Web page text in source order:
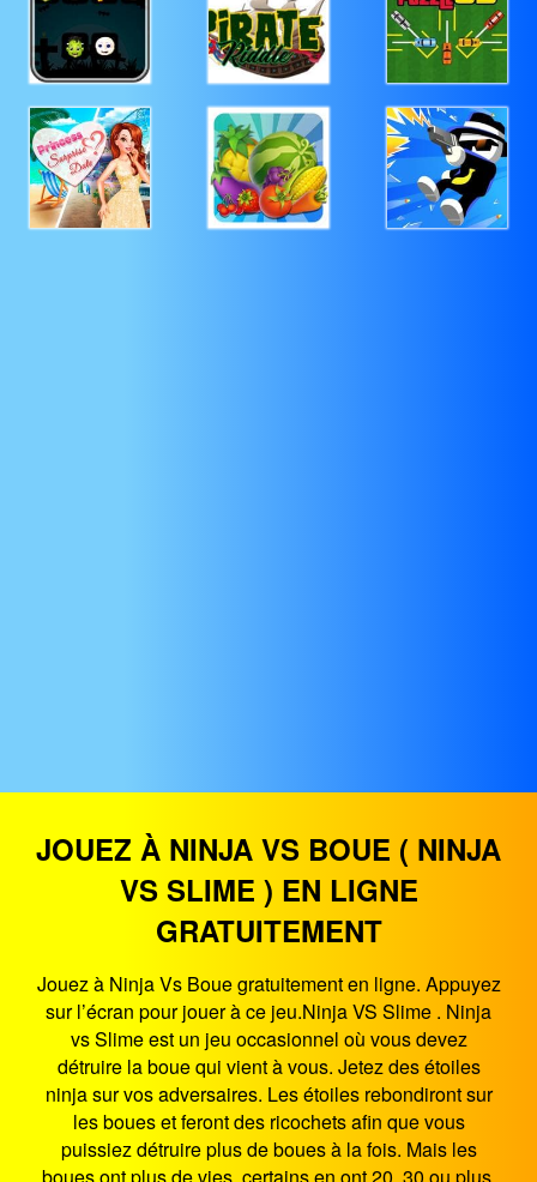
JOUEZ À NINJA VS BOUE ( NINJA
VS SLIME ) EN LIGNE
GRATUITEMENT
Jouez à Ninja Vs Boue gratuitement en ligne. Appuyez
sur l’écran pour jouer à ce jeu.Ninja VS Slime . Ninja
vs Slime est un jeu occasionnel où vous devez
détruire la boue qui vient à vous. Jetez des étoiles
ninja sur vos adversaires. Les étoiles rebondiront sur
les boues et feront des ricochets afin que vous
puissiez détruire plus de boues à la fois. Mais les